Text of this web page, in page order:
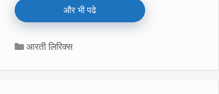
और भी पढे
Categories
आरती लिरिक्स